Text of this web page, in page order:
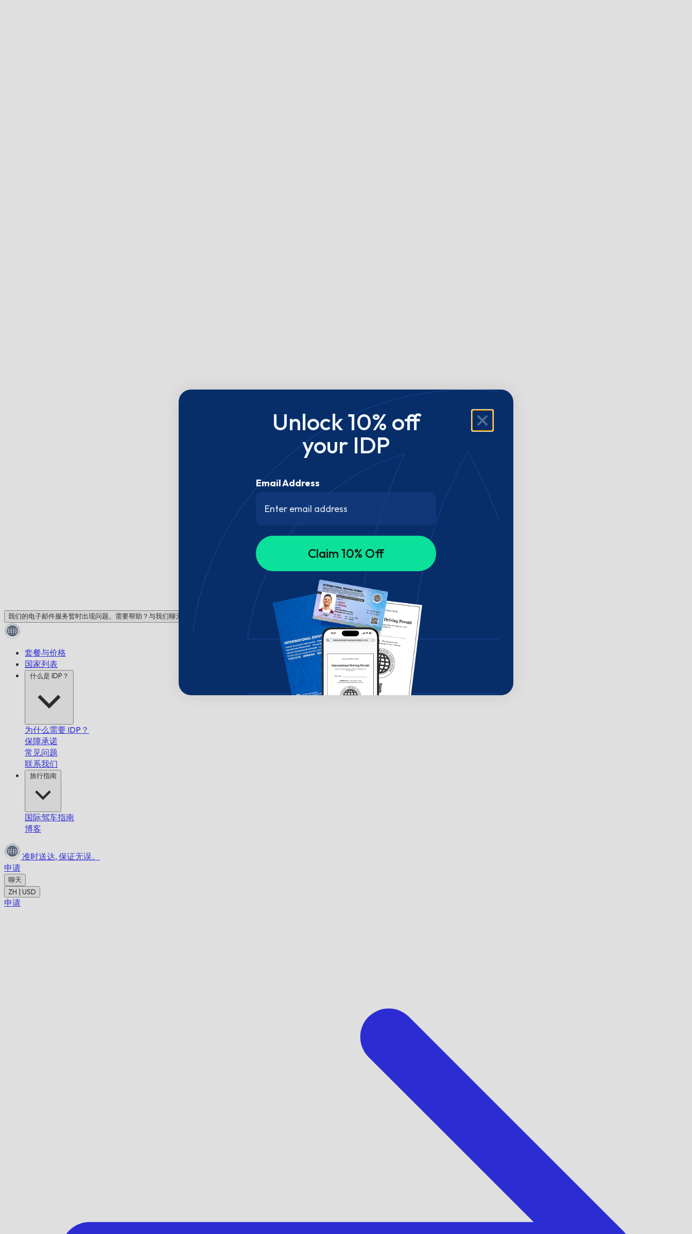
我们的电子邮件服务暂时出现问题。需要帮助？与我们聊天！
套餐与价格
国家列表
什么是 IDP？
为什么需要 IDP？
保障承诺
常见问题
联系我们
旅行指南
国际驾车指南
博客
准时送达, 保证无误。
申请
聊天
ZH | USD
申请
Unlock 10% off
your IDP
Email Address
Claim 10% Off